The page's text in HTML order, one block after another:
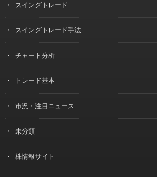
スイングトレード
スイングトレード手法
チャート分析
トレード基本
市況・注目ニュース
未分類
株情報サイト